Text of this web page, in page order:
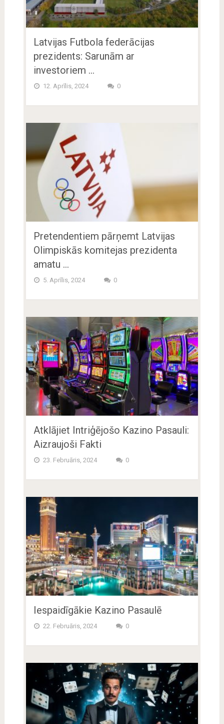
Latvijas Futbola federācijas
prezidents: Sarunām ar
investoriem …
12. Aprīlis, 2024 0
Pretendentiem pārņemt Latvijas
Olimpiskās komitejas prezidenta
amatu …
5. Aprīlis, 2024 0
Atklājiet Intriģējošo Kazino Pasauli:
Aizraujoši Fakti
23. Februāris, 2024 0
Iespaidīgākie Kazino Pasaulē
22. Februāris, 2024 0